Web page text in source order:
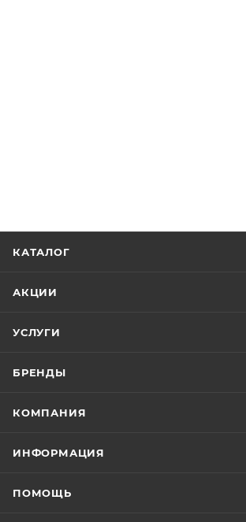
КАТАЛОГ
АКЦИИ
УСЛУГИ
БРЕНДЫ
КОМПАНИЯ
ИНФОРМАЦИЯ
ПОМОЩЬ